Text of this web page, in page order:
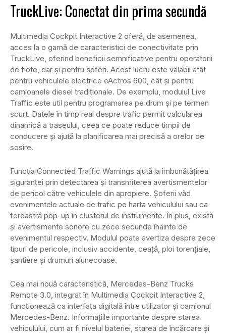
TruckLive: Conectat din prima secundă
Multimedia Cockpit Interactive 2 oferă, de asemenea,
acces la o gamă de caracteristici de conectivitate prin
TruckLive, oferind beneficii semnificative pentru operatorii
de flote, dar și pentru șoferi. Acest lucru este valabil atât
pentru vehiculele electrice eActros 600, cât și pentru
camioanele diesel tradiționale. De exemplu, modulul Live
Traffic este util pentru programarea pe drum și pe termen
scurt. Datele în timp real despre trafic permit calcularea
dinamică a traseului, ceea ce poate reduce timpii de
conducere și ajută la planificarea mai precisă a orelor de
sosire.
Funcția Connected Traffic Warnings ajută la îmbunătățirea
siguranței prin detectarea și transmiterea avertismentelor
de pericol către vehiculele din apropiere. Șoferii văd
evenimentele actuale de trafic pe harta vehiculului sau ca
fereastră pop-up în clusterul de instrumente. În plus, există
și avertismente sonore cu zece secunde înainte de
evenimentul respectiv. Modulul poate avertiza despre zece
tipuri de pericole, inclusiv accidente, ceață, ploi torențiale,
șantiere și drumuri alunecoase.
Cea mai nouă caracteristică, Mercedes-Benz Trucks
Remote 3.0, integrat în Multimedia Cockpit Interactive 2,
funcționează ca interfața digitală între utilizator și camionul
Mercedes-Benz. Informațiile importante despre starea
vehiculului, cum ar fi nivelul bateriei, starea de încărcare și